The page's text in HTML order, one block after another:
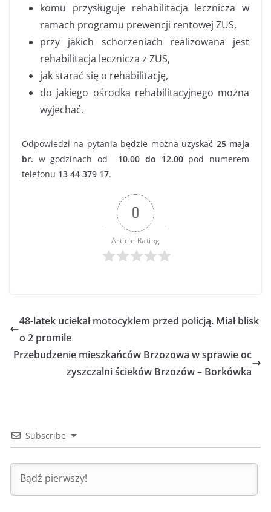
komu przysługuje rehabilitacja lecznicza w
ramach programu prewencji rentowej ZUS,
przy jakich schorzeniach realizowana jest
rehabilitacja lecznicza z ZUS,
jak starać się o rehabilitację,
do jakiego ośrodka rehabilitacyjnego można
wyjechać.
Odpowiedzi na pytania będzie można uzyskać 25 maja
br. w godzinach od 10.00 do 12.00pod numerem
telefonu 13 44 379 17.
0
Article Rating
48-latek uciekał motocyklem przed policją. Miał blisk
o 2 promile
Przebudzenie mieszkańców Brzozowa w sprawie oc
zyszczalni ścieków Brzozów – Borkówka
Subscribe